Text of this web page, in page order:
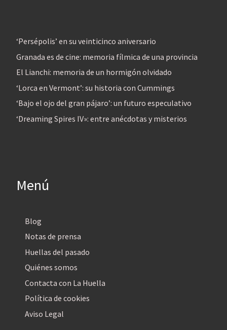
‘Persépolis’ en su veinticinco aniversario
Granada es de cine: memoria fílmica de una provincia
El Lianchi: memoria de un hormigón olvidado
‘Lorca en Vermont’: su historia con Cummings
‘Bajo el ojo del gran pájaro’: un futuro especulativo
‘Dreaming Spires IV»: entre anécdotas y misterios
Menú
Blog
Notas de prensa
Huellas del pasado
Quiénes somos
Contacta con La Huella
Política de cookies
Aviso Legal